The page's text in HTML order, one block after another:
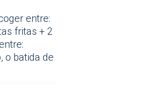
entre:
fritas + 2
o batida de